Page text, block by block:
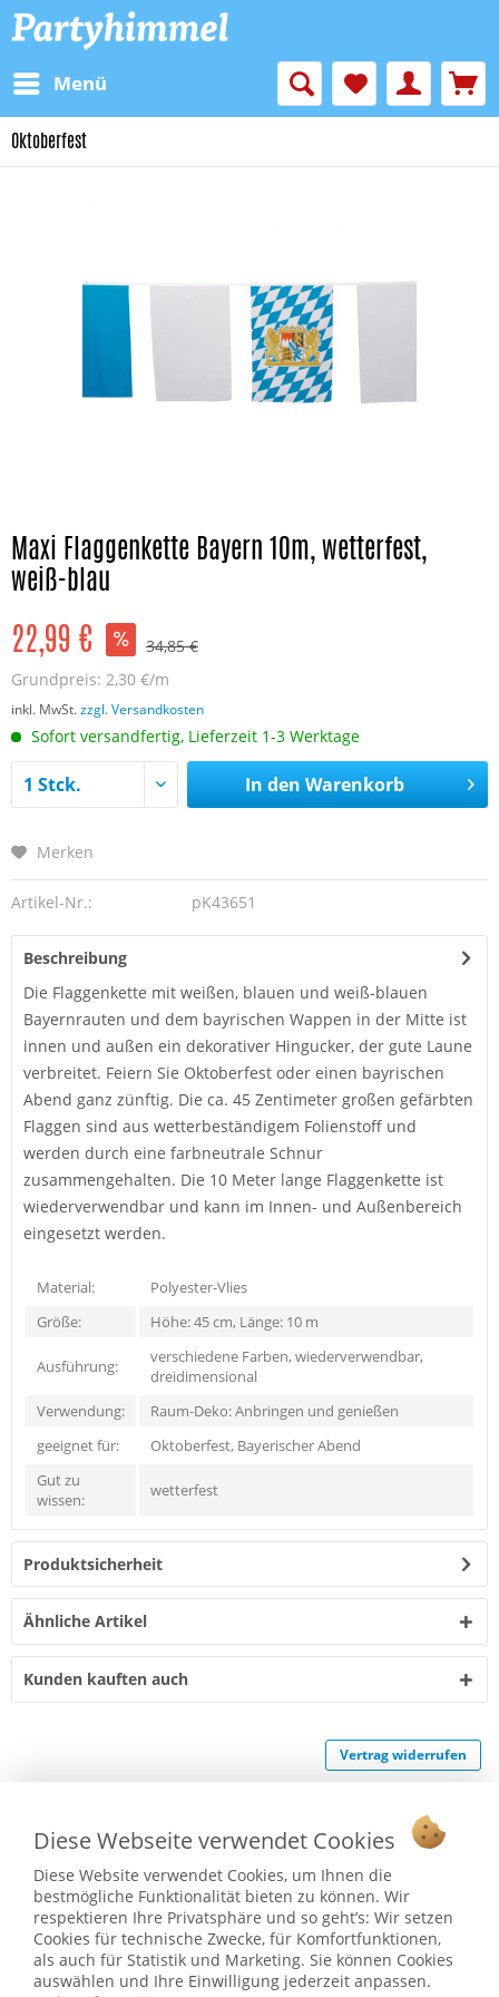
Menü
Oktoberfest
Maxi Flaggenkette Bayern 10m, wetterfest,
weiß-blau
22,99 €
34,85 €
Grundpreis: 2,30 €/m
inkl. MwSt.zzgl. Versandkosten
Sofort versandfertig, Lieferzeit 1-3 Werktage
In den Warenkorb
Merken
Artikel-Nr.: pK43651
Beschreibung
Die Flaggenkette mit weißen, blauen und weiß-blauen
Bayernrauten und dem bayrischen Wappen in der Mitte ist
innen und außen ein dekorativer Hingucker, der gute Laune
verbreitet. Feiern Sie Oktoberfest oder einen bayrischen
Abend ganz zünftig. Die ca. 45 Zentimeter großen gefärbten
Flaggen sind aus wetterbeständigem Folienstoff und
werden durch eine farbneutrale Schnur
zusammengehalten. Die 10 Meter lange Flaggenkette ist
wiederverwendbar und kann im Innen- und Außenbereich
eingesetzt werden.
Material:
Polyester-Vlies
Größe:
Höhe: 45 cm, Länge: 10 m
Ausführung:
verschiedene Farben, wiederverwendbar,
dreidimensional
Verwendung:
Raum-Deko: Anbringen und genießen
geeignet für:
Oktoberfest, Bayerischer Abend
Gut zu
wissen:
wetterfest
Produktsicherheit
Ähnliche Artikel
Kunden kauften auch
Vertrag widerrufen
Service Hotline
Shop Service
Informationen
Diese Webseite verwendet Cookies
Diese Website verwendet Cookies, um Ihnen die
bestmögliche Funktionalität bieten zu können. Wir
respektieren Ihre Privatsphäre und so geht’s: Wir setzen
Cookies für technische Zwecke, für Komfortfunktionen,
als auch für Statistik und Marketing. Sie können Cookies
auswählen und Ihre Einwilligung jederzeit anpassen.